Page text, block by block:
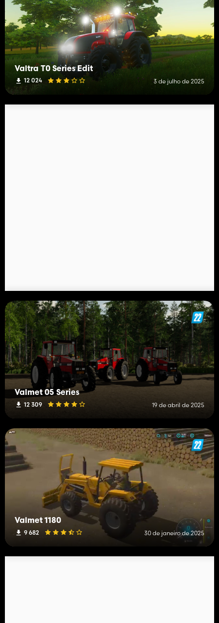
Valtra T0 Series Edit
12 024 3 de julho de 2025
Valmet 05 Series
12 309 19 de abril de 2025
Valmet 1180
9 682 30 de janeiro de 2025